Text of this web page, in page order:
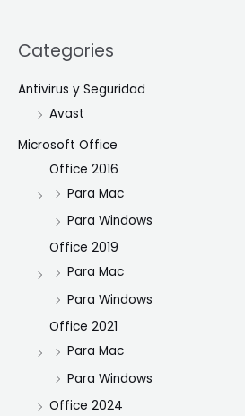
Categories
Antivirus y Seguridad
Avast
Microsoft Office
Office 2016
Para Mac
Para Windows
Office 2019
Para Mac
Para Windows
Office 2021
Para Mac
Para Windows
Office 2024